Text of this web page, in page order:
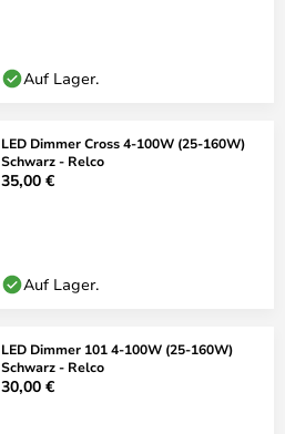
Auf Lager.
LED Dimmer Cross 4-100W (25-160W)
Schwarz - Relco
35,00 €
Auf Lager.
LED Dimmer 101 4-100W (25-160W)
Schwarz - Relco
30,00 €